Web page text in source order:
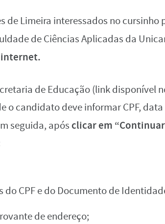
de Limeira interessados no
de Ciências Aplicadas da
internet.
de Educação (link disponível
o candidato deve informar CPF,
seguida, após clicar em
do CPF e do Documento de
de endereço;